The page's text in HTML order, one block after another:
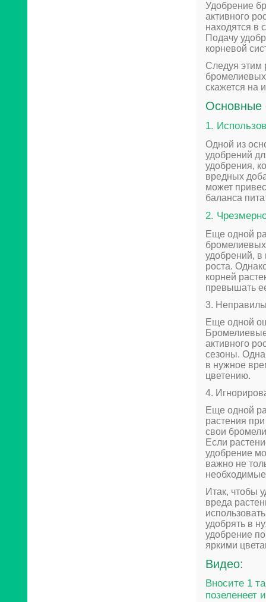
Удобрение
активного
находятся в
Подачу
корневой
Следуя этим
скажется на
Основные
1.
Одной из
удобрений
удобрения,
вредных
может
баланса
2.
Еще одной
удобрений, в
роста.
корней
превышать
3.
Еще одной
активного
сезоны.
в нужное
цветению.
4.
Еще одной
растения
свои
Если
удобрение
важно не
Итак, чтобы
вреда
удобрять в
удобрение
яркими
Видео:
Вносите 1
позеленеет